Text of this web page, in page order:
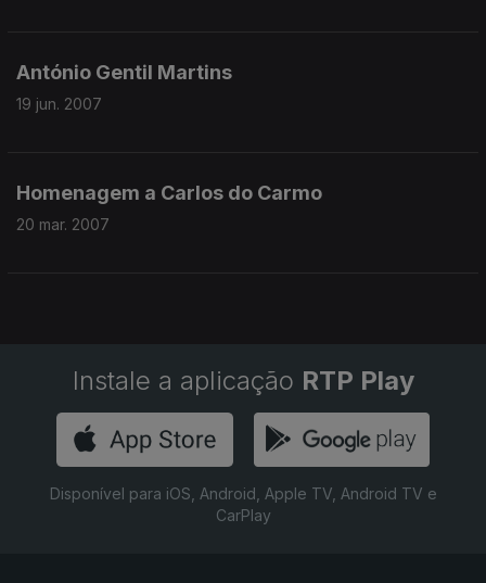
António Gentil Martins
19 jun. 2007
Homenagem a Carlos do Carmo
20 mar. 2007
Instale a aplicação RTP Play
Disponível para iOS, Android, Apple TV, Android TV e
CarPlay